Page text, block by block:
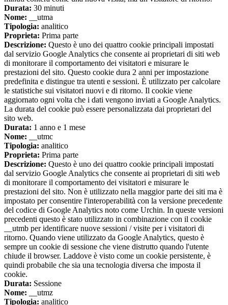
Durata: 30 minuti
Nome: __utma
Tipologia: analitico
Proprieta: Prima parte
Descrizione: Questo è uno dei quattro cookie principali impostati
dal servizio Google Analytics che consente ai proprietari di siti web
di monitorare il comportamento dei visitatori e misurare le
prestazioni del sito. Questo cookie dura 2 anni per impostazione
predefinita e distingue tra utenti e sessioni. È utilizzato per calcolare
le statistiche sui visitatori nuovi e di ritorno. Il cookie viene
aggiornato ogni volta che i dati vengono inviati a Google Analytics.
La durata del cookie può essere personalizzata dai proprietari del
sito web.
Durata: 1 anno e 1 mese
Nome: __utmc
Tipologia: analitico
Proprieta: Prima parte
Descrizione: Questo è uno dei quattro cookie principali impostati
dal servizio Google Analytics che consente ai proprietari di siti web
di monitorare il comportamento dei visitatori e misurare le
prestazioni del sito. Non è utilizzato nella maggior parte dei siti ma è
impostato per consentire l'interoperabilità con la versione precedente
del codice di Google Analytics noto come Urchin. In queste versioni
precedenti questo è stato utilizzato in combinazione con il cookie
__utmb per identificare nuove sessioni / visite per i visitatori di
ritorno. Quando viene utilizzato da Google Analytics, questo è
sempre un cookie di sessione che viene distrutto quando l'utente
chiude il browser. Laddove è visto come un cookie persistente, è
quindi probabile che sia una tecnologia diversa che imposta il
cookie.
Durata: Sessione
Nome: __utmz
Tipologia: analitico